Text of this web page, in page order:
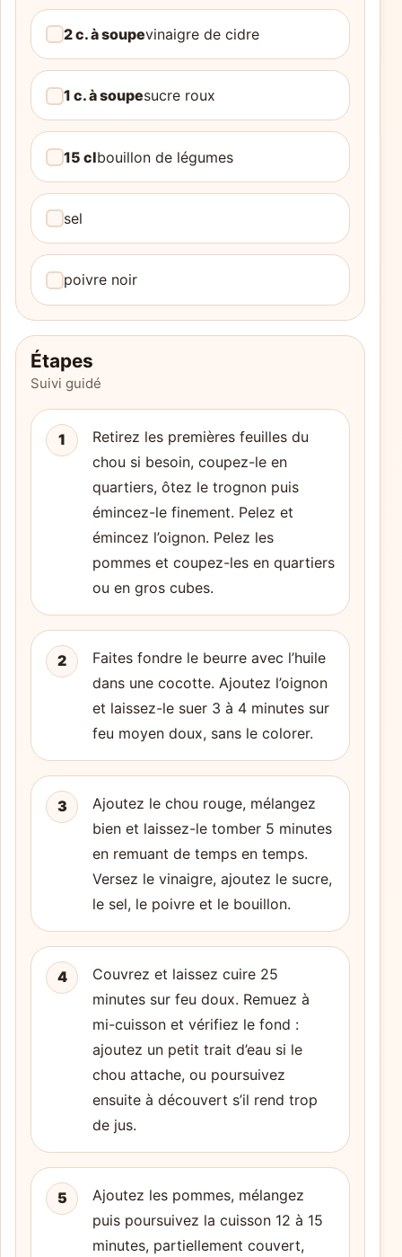
2 c. à soupevinaigre de cidre
1 c. à soupesucre roux
15 clbouillon de légumes
sel
poivre noir
Étapes
Suivi guidé
1
Retirez les premières feuilles du
chou si besoin, coupez-le en
quartiers, ôtez le trognon puis
émincez-le finement. Pelez et
émincez l’oignon. Pelez les
pommes et coupez-les en quartiers
ou en gros cubes.
2
Faites fondre le beurre avec l’huile
dans une cocotte. Ajoutez l’oignon
et laissez-le suer 3 à 4 minutes sur
feu moyen doux, sans le colorer.
3
Ajoutez le chou rouge, mélangez
bien et laissez-le tomber 5 minutes
en remuant de temps en temps.
Versez le vinaigre, ajoutez le sucre,
le sel, le poivre et le bouillon.
4
Couvrez et laissez cuire 25
minutes sur feu doux. Remuez à
mi-cuisson et vérifiez le fond :
ajoutez un petit trait d’eau si le
chou attache, ou poursuivez
ensuite à découvert s’il rend trop
de jus.
5
Ajoutez les pommes, mélangez
puis poursuivez la cuisson 12 à 15
minutes, partiellement couvert,